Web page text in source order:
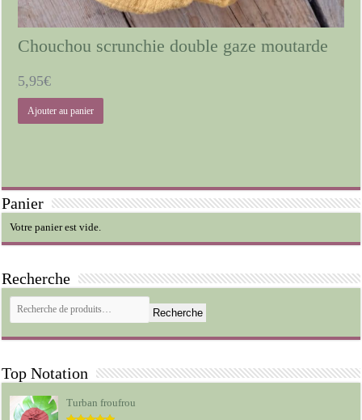
Chouchou scrunchie double gaze moutarde
5,95€
Ajouter au panier
Panier
Votre panier est vide.
Recherche
Recherche
Top Notation
Turban froufrou